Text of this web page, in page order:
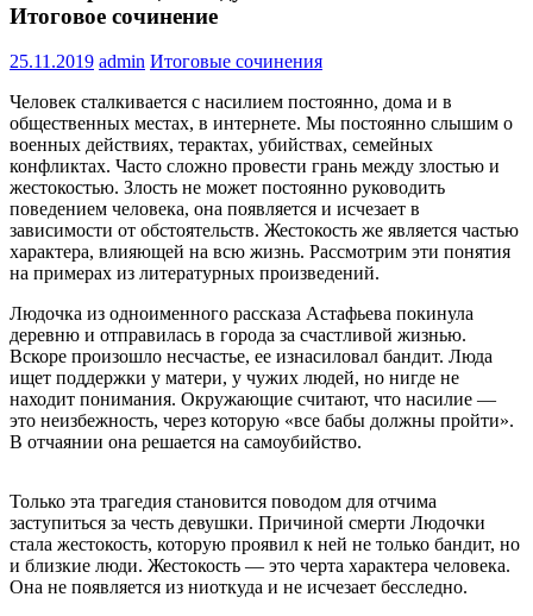
Итоговое сочинение
25.11.2019 admin Итоговые сочинения
Человек сталкивается с насилием постоянно, дома и в
общественных местах, в интернете. Мы постоянно слышим о
военных действиях, терактах, убийствах, семейных
конфликтах. Часто сложно провести грань между злостью и
жестокостью. Злость не может постоянно руководить
поведением человека, она появляется и исчезает в
зависимости от обстоятельств. Жестокость же является частью
характера, влияющей на всю жизнь. Рассмотрим эти понятия
на примерах из литературных произведений.
Людочка из одноименного рассказа Астафьева покинула
деревню и отправилась в города за счастливой жизнью.
Вскоре произошло несчастье, ее изнасиловал бандит. Люда
ищет поддержки у матери, у чужих людей, но нигде не
находит понимания. Окружающие считают, что насилие —
это неизбежность, через которую «все бабы должны пройти».
В отчаянии она решается на самоубийство.
Только эта трагедия становится поводом для отчима
заступиться за честь девушки. Причиной смерти Людочки
стала жестокость, которую проявил к ней не только бандит, но
и близкие люди. Жестокость — это черта характера человека.
Она не появляется из ниоткуда и не исчезает бесследно.